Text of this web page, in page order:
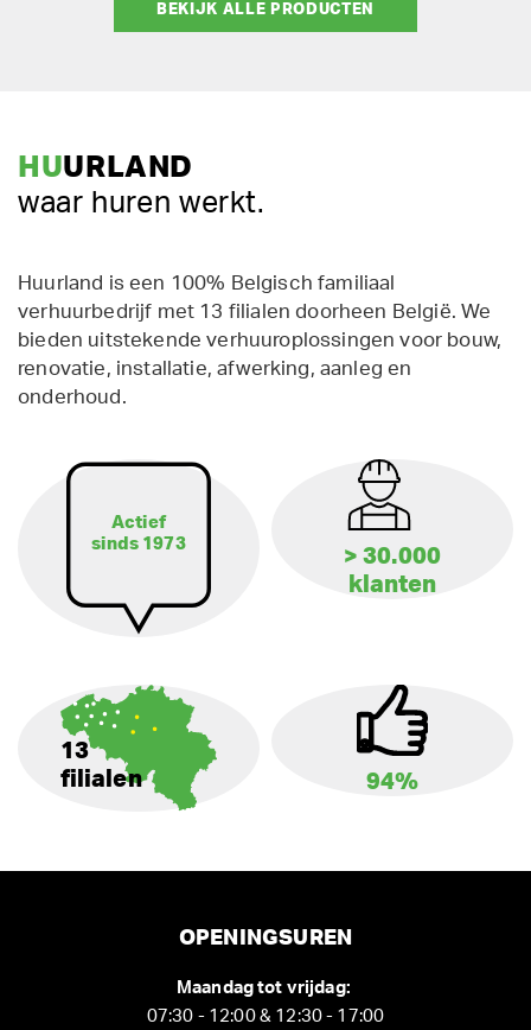
BEKIJK ALLE PRODUCTEN
HUURLAND
waar huren werkt.
Huurland is een 100% Belgisch familiaal
verhuurbedrijf met 13 filialen doorheen België. We
bieden uitstekende verhuuroplossingen voor bouw,
renovatie, installatie, afwerking, aanleg en
onderhoud.
Actief
sinds 1973
> 30.000
klanten
13
filialen
94%
OPENINGSUREN
Maandag tot vrijdag:
07:30 - 12:00 & 12:30 - 17:00